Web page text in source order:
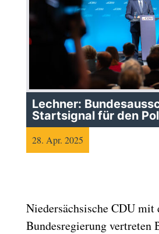
Lechner:
Startsignal für den
28. Apr. 2025
Niedersächsische CDU mit
Bundesregierung vertreten